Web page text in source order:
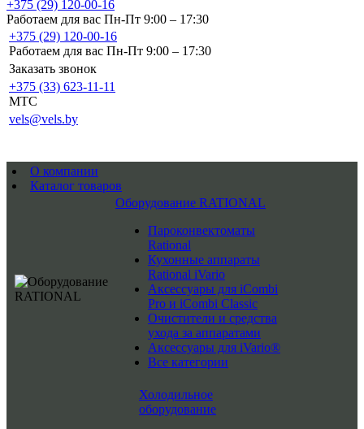
+375 (29) 120-00-16
Работаем для вас Пн-Пт 9:00 – 17:30
+375 (29) 120-00-16
Работаем для вас Пн-Пт 9:00 – 17:30
Заказать звонок
+375 (33) 623-11-11
MTC
vels@vels.by
О компании
Каталог товаров
Оборудование RATIONAL
Пароконвектоматы
Rational
Кухонные аппараты
Rational iVario
Аксессуары для iCombi
Pro и iCombi Classic
Очистители и средства
ухода за аппаратами
Аксессуары для iVario®
Все категории
Холодильное
оборудование